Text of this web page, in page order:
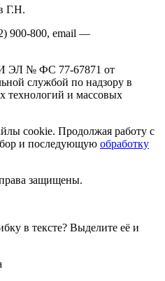
Г.Н.
900-800, email —
ЭЛ № ФС 77-67871 от
службой по надзору в
технологий и массовых
cookie. Продолжая работу с
и последующую обработку
защищены.
в тексте? Выделите её и